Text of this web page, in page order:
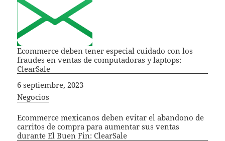
Ecommerce deben tener especial cuidado con los
fraudes en ventas de computadoras y laptops:
ClearSale
Fecha
6 septiembre, 2023
In relation to
Negocios
Ecommerce mexicanos deben evitar el abandono de
carritos de compra para aumentar sus ventas
durante El Buen Fin: ClearSale